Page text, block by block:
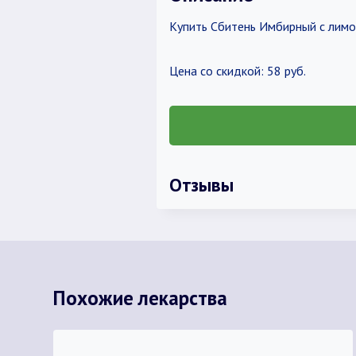
Купить Сбитень Имбирный с
Цена со скидкой: 58 руб.
Отзывы
Похожие лекарства